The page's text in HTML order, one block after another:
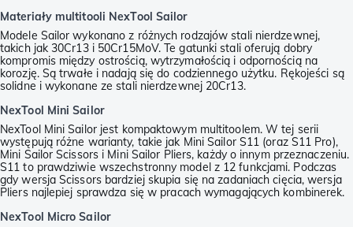
Materiały multitooli NexTool Sailor
Modele Sailor wykonano z różnych rodzajów stali nierdzewnej,
takich jak 30Cr13 i 50Cr15MoV. Te gatunki stali oferują dobry
kompromis między ostrością, wytrzymałością i odpornością na
korozję. Są trwałe i nadają się do codziennego użytku. Rękojeści są
solidne i wykonane ze stali nierdzewnej 20Cr13.
NexTool Mini Sailor
NexTool Mini Sailor jest kompaktowym multitoolem. W tej serii
występują różne warianty, takie jak Mini Sailor S11 (oraz S11 Pro),
Mini Sailor Scissors i Mini Sailor Pliers, każdy o innym przeznaczeniu.
S11 to prawdziwie wszechstronny model z 12 funkcjami. Podczas
gdy wersja Scissors bardziej skupia się na zadaniach cięcia, wersja
Pliers najlepiej sprawdza się w pracach wymagających kombinerek.
NexTool Micro Sailor